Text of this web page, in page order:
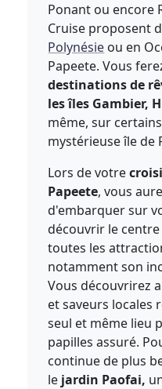
Ponant ou encore
Cruise proposent
Polynésie ou en
Papeete. Vous
destinations de
les îles Gambier,
même, sur
mystérieuse île de
Lors de votre
Papeete, vous
d'embarquer sur
découvrir le
toutes les
notamment son
Vous découvrirez
et saveurs locales
seul et même lieu
papilles assuré.
continue de plus
le jardin Paofai,